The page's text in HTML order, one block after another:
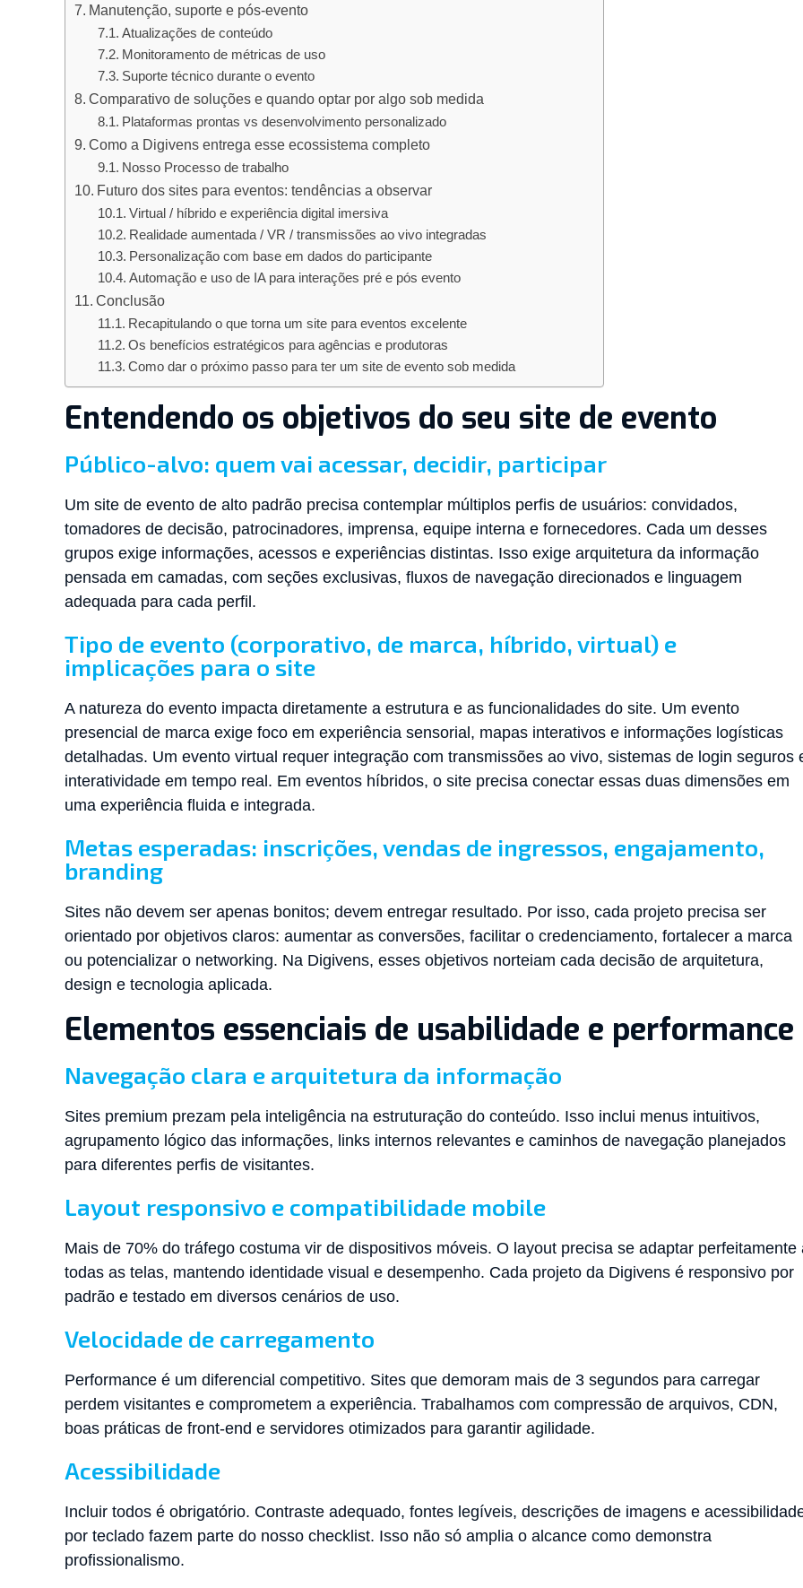
Manutenção, suporte e pós-evento
Atualizações de conteúdo
Monitoramento de métricas de uso
Suporte técnico durante o evento
Comparativo de soluções e quando optar por algo sob medida
Plataformas prontas vs desenvolvimento personalizado
Como a Digivens entrega esse ecossistema completo
Nosso Processo de trabalho
Futuro dos sites para eventos: tendências a observar
Virtual / híbrido e experiência digital imersiva
Realidade aumentada / VR / transmissões ao vivo integradas
Personalização com base em dados do participante
Automação e uso de IA para interações pré e pós evento
Conclusão
Recapitulando o que torna um site para eventos excelente
Os benefícios estratégicos para agências e produtoras
Como dar o próximo passo para ter um site de evento sob medida
Entendendo os objetivos do seu site de evento
Público-alvo: quem vai acessar, decidir, participar
Um site de evento de alto padrão precisa contemplar múltiplos perfis de usuários: convidados,
tomadores de decisão, patrocinadores, imprensa, equipe interna e fornecedores. Cada um desses
grupos exige informações, acessos e experiências distintas. Isso exige arquitetura da informação
pensada em camadas, com seções exclusivas, fluxos de navegação direcionados e linguagem
adequada para cada perfil.
Tipo de evento (corporativo, de marca, híbrido, virtual) e
implicações para o site
A natureza do evento impacta diretamente a estrutura e as funcionalidades do site. Um evento
presencial de marca exige foco em experiência sensorial, mapas interativos e informações logísticas
detalhadas. Um evento virtual requer integração com transmissões ao vivo, sistemas de login seguros
interatividade em tempo real. Em eventos híbridos, o site precisa conectar essas duas dimensões em
uma experiência fluida e integrada.
Metas esperadas: inscrições, vendas de ingressos, engajamento,
branding
Sites não devem ser apenas bonitos; devem entregar resultado. Por isso, cada projeto precisa ser
orientado por objetivos claros: aumentar as conversões, facilitar o credenciamento, fortalecer a marca
ou potencializar o networking. Na Digivens, esses objetivos norteiam cada decisão de arquitetura,
design e tecnologia aplicada.
Elementos essenciais de usabilidade e performance
Navegação clara e arquitetura da informação
Sites premium prezam pela inteligência na estruturação do conteúdo. Isso inclui menus intuitivos,
agrupamento lógico das informações, links internos relevantes e caminhos de navegação planejados
para diferentes perfis de visitantes.
Layout responsivo e compatibilidade mobile
Mais de 70% do tráfego costuma vir de dispositivos móveis. O layout precisa se adaptar perfeitamente
todas as telas, mantendo identidade visual e desempenho. Cada projeto da Digivens é responsivo por
padrão e testado em diversos cenários de uso.
Velocidade de carregamento
Performance é um diferencial competitivo. Sites que demoram mais de 3 segundos para carregar
perdem visitantes e comprometem a experiência. Trabalhamos com compressão de arquivos, CDN,
boas práticas de front-end e servidores otimizados para garantir agilidade.
Acessibilidade
Incluir todos é obrigatório. Contraste adequado, fontes legíveis, descrições de imagens e
por teclado fazem parte do nosso checklist. Isso não só amplia o alcance como demonstra
profissionalismo.